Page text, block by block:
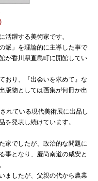
活躍する美術家です。
派」を理論的に主導した事で
が香川県直島町に開館してい
おり、『出会いを求めて』な
版物としては画集が何冊か出
れている現代美術展に出品し
を発表し続けています。
家でしたが、政治的な問題に
事となり、慶尚南道の咸安と
ましたが、父親の代から農業